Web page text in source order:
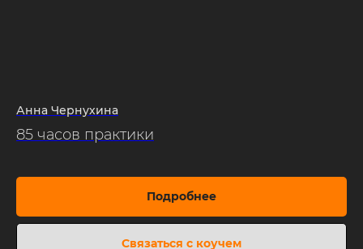
Анна Чернухина
85 часов практики
Подробнее
Связаться с коучем